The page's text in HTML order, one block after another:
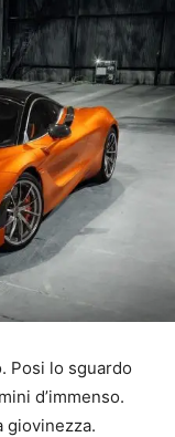
Posi lo sguardo
d’immenso.
giovinezza.